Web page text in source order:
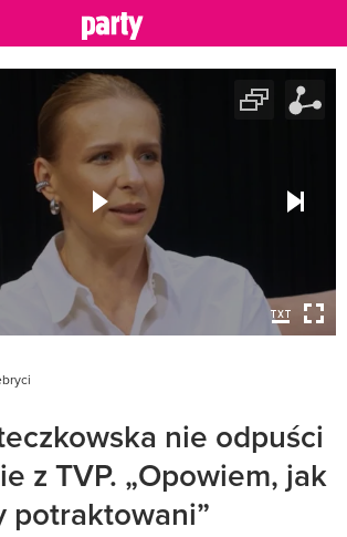
nie odpuści
z TVP. „Opowiem, jak
potraktowani”